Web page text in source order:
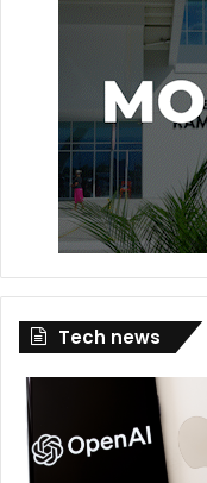
Tech news